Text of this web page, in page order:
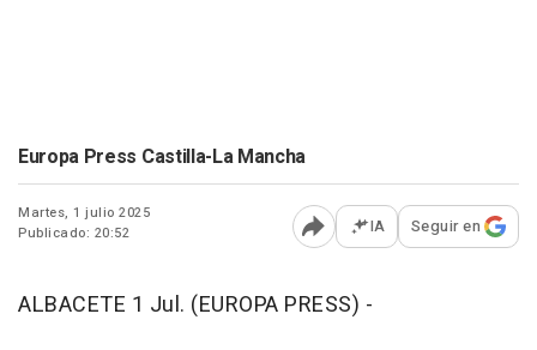
Europa Press Castilla-La Mancha
Martes, 1 julio 2025
Publicado: 20:52
Abrir opciones para
IA Seguir en
ALBACETE 1 Jul. (EUROPA PRESS) -